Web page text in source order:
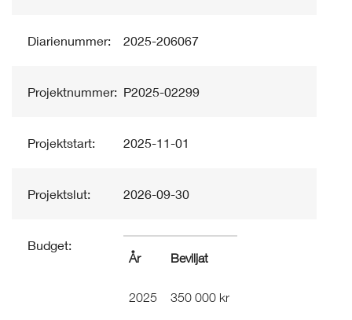
Diarienummer: 2025-206067
Projektnummer: P2025-02299
Projektstart: 2025-11-01
Projektslut: 2026-09-30
Budget:
År Beviljat
2025 350 000 kr